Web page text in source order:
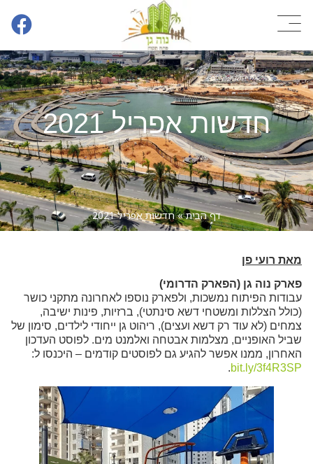
חדשות אפריל 2021
דף הבית»חדשות אפריל 2021
מאת רועי פן
פארק נוה גן (הפארק הדרומי)
עבודות הפיתוח נמשכות, ולפארק נוספו לאחרונה מתקני כושר
(כולל הצללות ומשטחי דשא סינתטי), ברזיות, פינות ישיבה,
צמחים (לא עוד רק דשא ועצים), ריהוט גן ייחודי לילדים, סימון של
שביל האופניים, מצלמות אבטחה ואלמנט מים. לפוסט העדכון
האחרון, ממנו אפשר להגיע גם לפוסטים קודמים – היכנסו ל:
bit.ly/3f4R3SP
.